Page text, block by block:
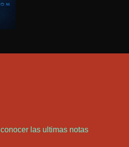
las ultimas notas